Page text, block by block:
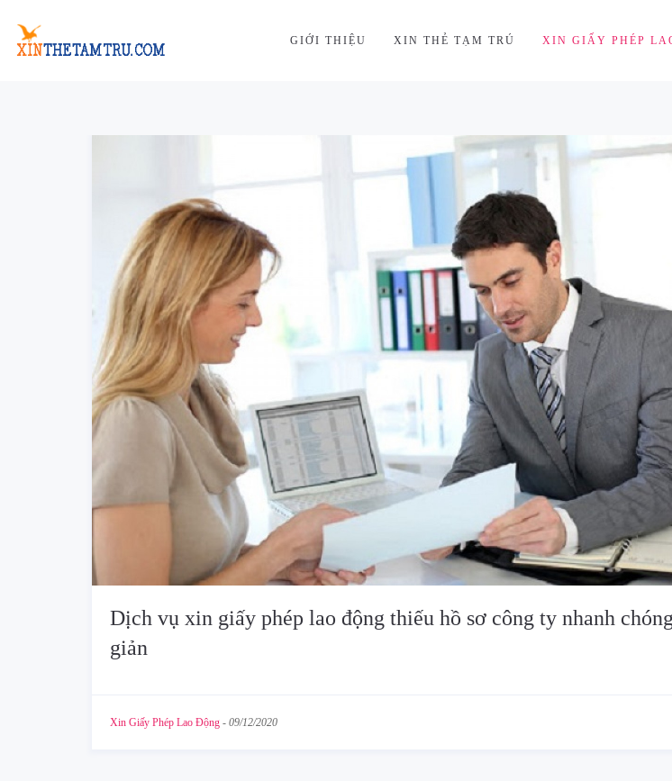
GIỚI THIỆU XIN THẺ TẠM TRÚ XIN GIẤY PHÉP
Dịch vụ xin giấy phép lao động thiếu hồ sơ công ty nhanh
giản
Xin Giấy Phép Lao Động - 09/12/2020